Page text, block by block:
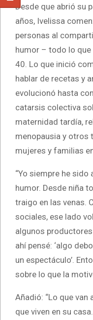
Desde que abrió su
años, Ivelissa
personas al
humor – todo lo que
40. Lo que inició
hablar de recetas y
evolucionó hasta
catarsis colectiva
maternidad tardía,
menopausia y otros
mujeres y familias
“Yo siempre he
humor. Desde niña
traigo en las venas.
sociales, ese lado
algunos
ahí pensé: ‘algo
un espectáculo’.
sobre lo que la
Añadió: “Lo que van
que viven en su